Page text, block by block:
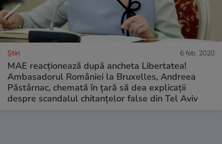
Ştiri 6 feb. 2020
MAE reacționează după ancheta Libertatea!
Ambasadorul României la Bruxelles, Andreea
Păstârnac, chemată în țară să dea explicații
despre scandalul chitanțelor false din Tel Aviv